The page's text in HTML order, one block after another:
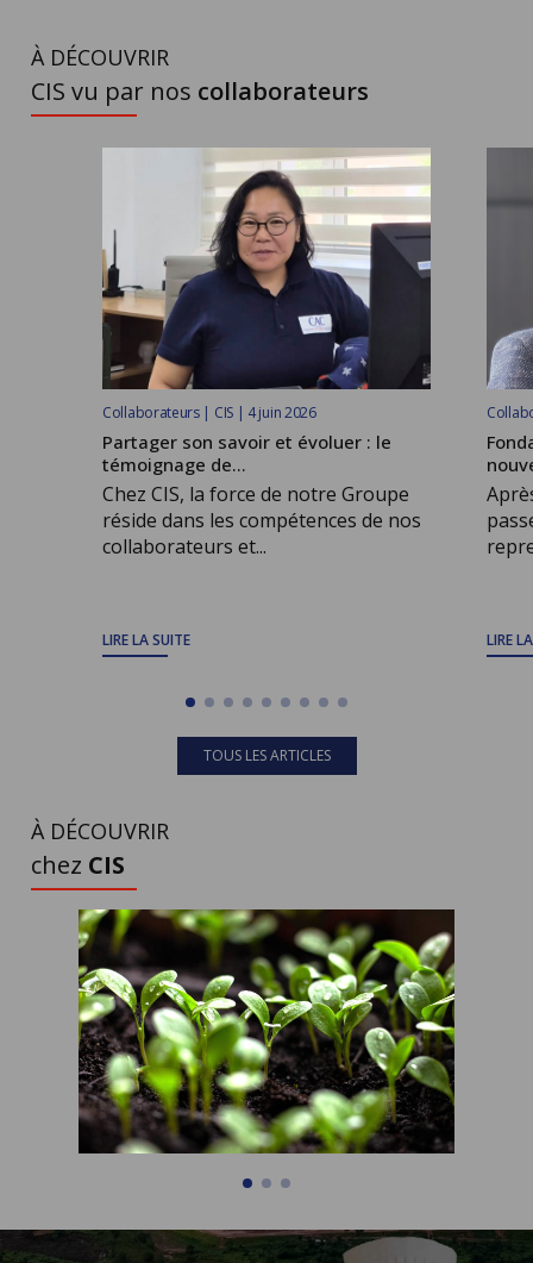
À DÉCOUVRIR
CIS vu par nos collaborateurs
Collaborateurs | CIS | 4 juin 2026
Partager son savoir et évoluer : le
témoignage de...
Chez CIS, la force de notre Groupe
réside dans les compétences de nos
collaborateurs et...
LIRE LA SUITE LIRE
TOUS LES ARTICLES
À DÉCOUVRIR
chez CIS